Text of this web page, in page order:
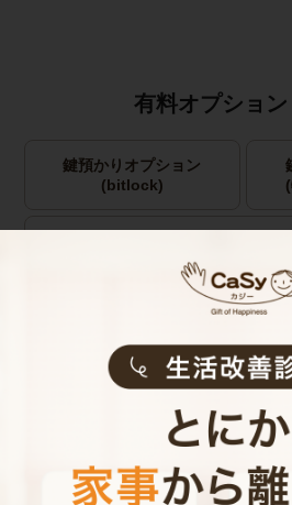
有料オプション
鍵預かりオプション
(bitlock)
お見積り